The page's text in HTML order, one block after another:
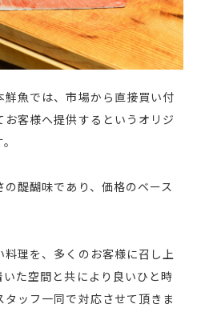
魚では、市場から直接買い付
客様へ提供するというオリジ
醍醐味であり、価格のベース
理を、多くのお客様に召し上
た空間と共により良いひと時
ッフ一同で対応させて頂きま